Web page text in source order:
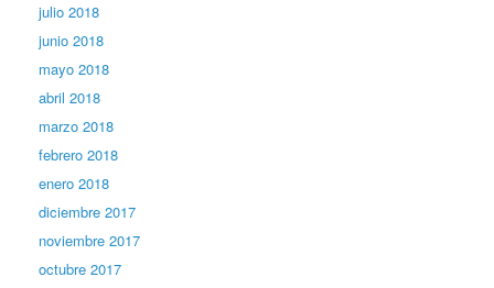
julio 2018
junio 2018
mayo 2018
abril 2018
marzo 2018
febrero 2018
enero 2018
diciembre 2017
noviembre 2017
octubre 2017